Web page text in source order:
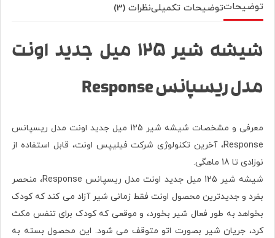
توضیحاتتوضیحات تکمیلینظرات (3)
شیشه شیر 125 میل جدید اونت
مدل ریسپانس Response
معرفی و مشخصات شیشه شیر 125 میل جدید اونت مدل ریسپانس
Response، آخرین تکنولوژی شرکت فیلیپس اونت، قابل استفاده از
نوزادی تا 18 ماهگی.
شیشه شیر 125 میل جدید اونت مدل ریسپانس Response، منحصر
بفرد و جدیدترین محصول اونت فقط زمانی شیر آزاد می کند که کودک
بخواهد به طور فعال شیر بخورد، و موقعی که کودک برای تنفس مکث
کرد، جریان شیر بصورت اتو متوقف می شود. این محصول بسته به